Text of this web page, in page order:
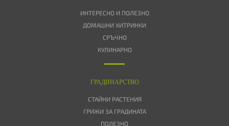
ИНТЕРЕСНО И ПОЛЕЗНО
ДОМАШНИ ХИТРИНКИ
СРЪЧНО
КУЛИНАРНО
ГРАДИНАРСТВО
СТАЙНИ РАСТЕНИЯ
ГРИЖИ ЗА ГРАДИНАТА
ПОЛЕЗНО